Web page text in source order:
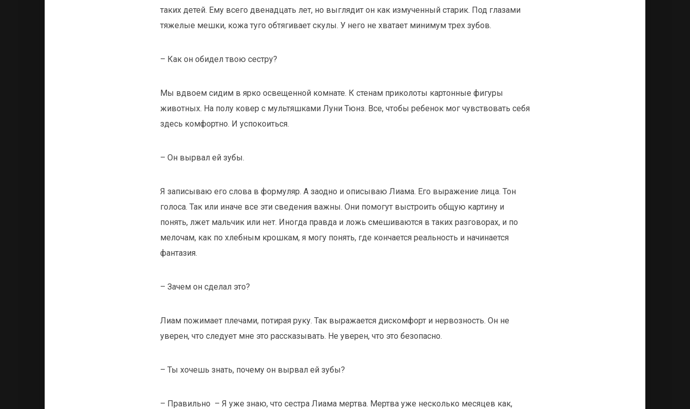
таких детей. Ему всего двенадцать лет, но выглядит он как измученный старик. Под глазами
тяжелые мешки, кожа туго обтягивает скулы. У него не хватает минимум трех зубов.
– Как он обидел твою сестру?
Мы вдвоем сидим в ярко освещенной комнате. К стенам приколоты картонные фигуры
животных. На полу ковер с мультяшками Луни Тюнз. Все, чтобы ребенок мог чувствовать себя
здесь комфортно. И успокоиться.
– Он вырвал ей зубы.
Я записываю его слова в формуляр. А заодно и описываю Лиама. Его выражение лица. Тон
голоса. Так или иначе все эти сведения важны. Они помогут выстроить общую картину и
понять, лжет мальчик или нет. Иногда правда и ложь смешиваются в таких разговорах, и по
мелочам, как по хлебным крошкам, я могу понять, где кончается реальность и начинается
фантазия.
– Зачем он сделал это?
Лиам пожимает плечами, потирая руку. Так выражается дискомфорт и нервозность. Он не
уверен, что следует мне это рассказывать. Не уверен, что это безопасно.
– Ты хочешь знать, почему он вырвал ей зубы?
– Правильно – Я уже знаю, что сестра Лиама мертва. Мертва уже несколько месяцев как,